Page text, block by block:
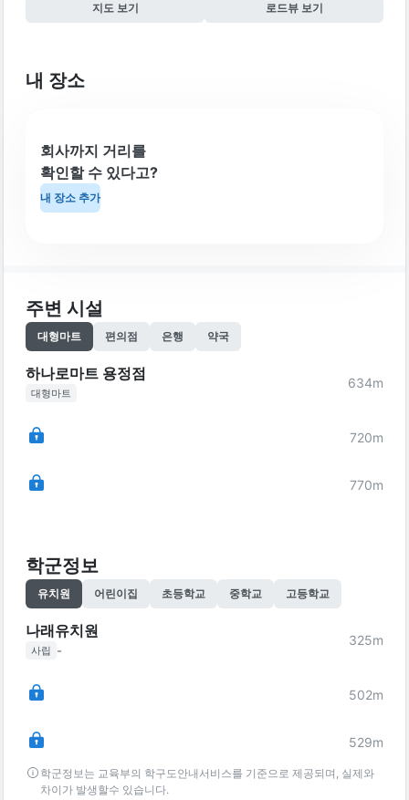
지도 보기 로드뷰 보기
내 장소
회사까지 거리를
확인할 수 있다고?
내 장소 추가
주변 시설
대형마트 편의점 은행 약국
하나로마트 용정점
대형마트
634m
720m
770m
학군정보
유치원 어린이집 초등학교 중학교 고등학교
나래유치원
사립 -
325m
502m
529m
학군정보는 교육부의 학구도안내서비스를 기준으로 제공되며, 실제와
차이가 발생할수 있습니다.